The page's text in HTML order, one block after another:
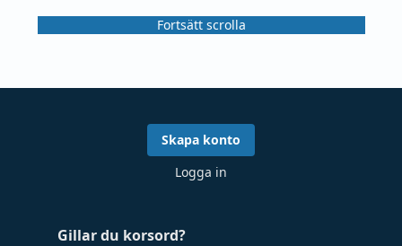
Fortsätt scrolla
Gillar du korsord?
Skapa konto
Logga in